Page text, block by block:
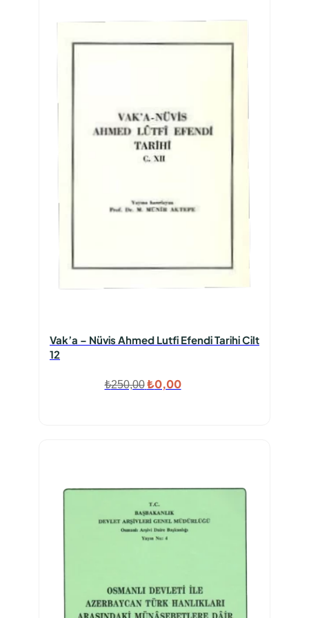
Vak’a – Nüvis Ahmed Lutfi Efendi Tarihi Cilt
12
₺250,00 Orijinal
₺0,00Şu